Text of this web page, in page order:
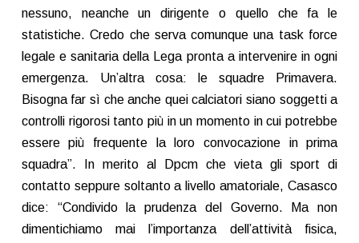
nessuno, neanche un dirigente o quello che fa le
statistiche. Credo che serva comunque una task force
legale e sanitaria della Lega pronta a intervenire in ogni
emergenza. Un’altra cosa: le squadre Primavera.
Bisogna far sì che anche quei calciatori siano soggetti a
controlli rigorosi tanto più in un momento in cui potrebbe
essere più frequente la loro convocazione in prima
squadra”. In merito al Dpcm che vieta gli sport di
contatto seppure soltanto a livello amatoriale, Casasco
dice: “Condivido la prudenza del Governo. Ma non
dimentichiamo mai l’importanza dell’attività fisica,